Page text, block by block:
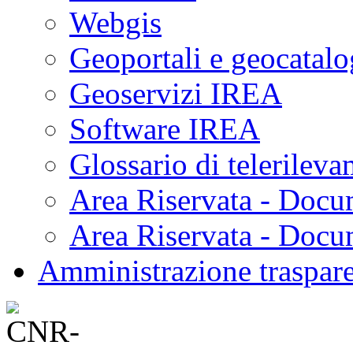
Webgis
Geoportali e
Geoservizi IREA
Software IREA
Glossario di
Area Riservata -
Area Riservata -
Amministrazione